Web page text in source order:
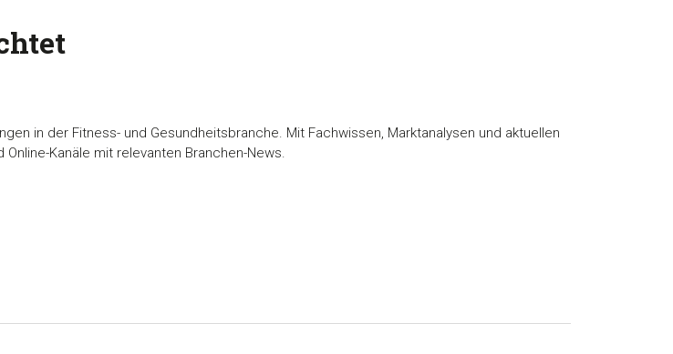
in der Fitness- und Gesundheitsbranche. Mit Fachwissen, Marktanalysen und aktuellen
Kanäle mit relevanten Branchen-News.